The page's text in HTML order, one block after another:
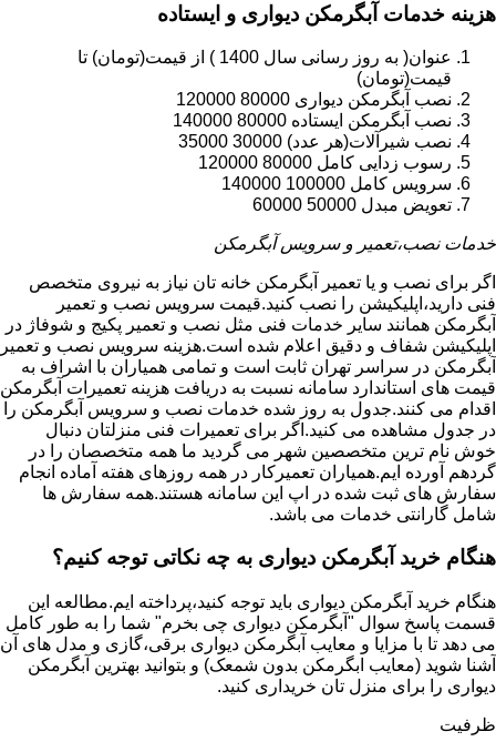
هزینه خدمات آبگرمکن دیواری و ایستاده
عنوان( به روز رسانی سال 1400 ) از قیمت(تومان) تا
قیمت(تومان)
نصب آبگرمکن دیواری 80000 120000
نصب آبگرمکن ایستاده 80000 140000
نصب شیرآلات(هر عدد) 30000 35000
رسوب زدایی کامل 80000 120000
سرویس کامل 100000 140000
تعویض مبدل 50000 60000
خدمات نصب،تعمیر و سرویس آبگرمکن
اگر برای نصب و یا تعمیر آبگرمکن خانه تان نیاز به نیروی متخصص
فنی دارید،اپلیکیشن را نصب کنید.قیمت سرویس نصب و تعمیر
آبگرمکن همانند سایر خدمات فنی مثل نصب و تعمیر پکیج و شوفاژ در
اپلیکیشن شفاف و دقیق اعلام شده است.هزینه سرویس نصب و تعمیر
آبگرمکن در سراسر تهران ثابت است و تمامی همیاران با اشراف به
قیمت های استاندارد سامانه نسبت به دریافت هزینه تعمیرات آبگرمکن
اقدام می کنند.جدول به روز شده خدمات نصب و سرویس آبگرمکن را
در جدول مشاهده می کنید.اگر برای تعمیرات فنی منزلتان دنبال
خوش نام ترین متخصصین شهر می گردید ما همه متخصصان را در
گردهم آورده ایم.همیاران تعمیرکار در همه روزهای هفته آماده انجام
سفارش های ثبت شده در اپ این سامانه هستند.همه سفارش ها
شامل گارانتی خدمات می باشد.
هنگام خرید آبگرمکن دیواری به چه نکاتی توجه کنیم؟
هنگام خرید آبگرمکن دیواری باید توجه کنید،پرداخته ایم.مطالعه این
قسمت پاسخ سوال "آبگرمکن دیواری چی بخرم" شما را به طور کامل
می دهد تا با مزایا و معایب آبگرمکن دیواری برقی،گازی و مدل های آن
آشنا شوید (معایب ابگرمکن بدون شمعک) و بتوانید بهترین آبگرمکن
دیواری را برای منزل تان خریداری کنید.
ظرفیت